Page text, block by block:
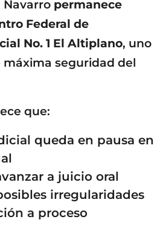
Navarro permanece
Federal de
No. 1 El Altiplano, uno
máxima seguridad del
que:
queda en pausa en
a juicio oral
irregularidades
a proceso